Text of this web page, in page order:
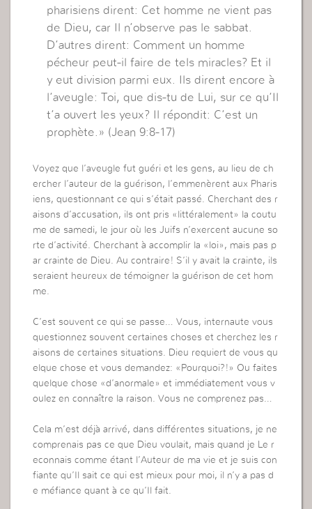
pharisiens dirent: Cet homme ne vient pas
de Dieu, car Il n’observe pas le sabbat.
D’autres dirent: Comment un homme
pécheur peut-il faire de tels miracles? Et il
y eut division parmi eux. Ils dirent encore à
l’aveugle: Toi, que dis-tu de Lui, sur ce qu’Il
t’a ouvert les yeux? Il répondit: C’est un
prophète.» (Jean 9:8-17)
Voyez que l’aveugle fut guéri et les gens, au lieu de ch
ercher l’auteur de la guérison, l’emmenèrent aux Pharis
iens, questionnant ce qui s’était passé. Cherchant des r
aisons d’accusation, ils ont pris «littéralement» la coutu
me de samedi, le jour où les Juifs n’exercent aucune so
rte d’activité. Cherchant à accomplir la «loi», mais pas p
ar crainte de Dieu. Au contraire! S’il y avait la crainte, ils
seraient heureux de témoigner la guérison de cet hom
me.
C’est souvent ce qui se passe… Vous, internaute vous
questionnez souvent certaines choses et cherchez les r
aisons de certaines situations. Dieu requiert de vous qu
elque chose et vous demandez: «Pourquoi?!» Ou faites
quelque chose «d’anormale» et immédiatement vous v
oulez en connaître la raison. Vous ne comprenez pas…
Cela m’est déjà arrivé, dans différentes situations, je ne
comprenais pas ce que Dieu voulait, mais quand je Le r
econnais comme étant l’Auteur de ma vie et je suis con
fiante qu’Il sait ce qui est mieux pour moi, il n’y a pas d
e méfiance quant à ce qu’Il fait.